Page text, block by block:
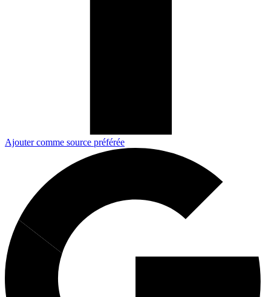
Ajouter comme source préférée